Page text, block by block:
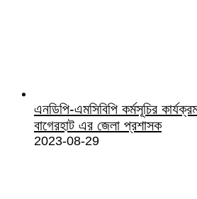
এনডিপি-এমসিবিপি কর্মসূচির
বাগেরহাট এর জেলা প্রশাসক
2023-08-29